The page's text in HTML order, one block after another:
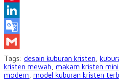
Pinterest
LinkedIn
Google
Translate
Gmail
Tags: desain kuburan kristen
kristen mewah makam kristen
modern model kuburan kristen